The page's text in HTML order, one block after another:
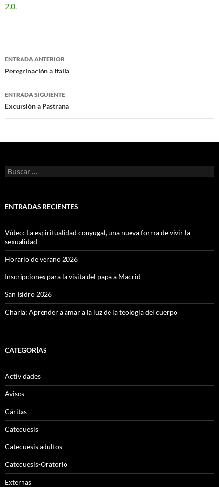
2.0.
Navegación
de
entradas
ENTRADA ANTERIOR
Peregrinación a Italia
ENTRADA SIGUIENTE
Excursión a Pastrana
Buscar:
ENTRADAS RECIENTES
Vídeo: La espiritualidad conyugal, una nueva forma de vivir la
sexualidad
Horario de verano 2026
Inscripciones para la visita del papa a Madrid
San Isidro 2026
Charla: Aprender a amar a la luz de la teología del cuerpo
CATEGORÍAS
Actividades
Avisos
Cáritas
Catequesis
Catequesis adultos
Catequesis-Oratorio
Externas